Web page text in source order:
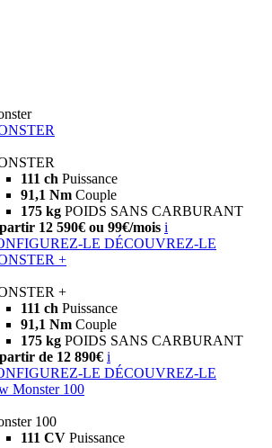
111 ch Puissance
91,1 Nm Couple
175 kg POIDS SANS CARBURANT
12 590€ ou 99€/mois i
LE DÉCOUVREZ-LE
+
+
111 ch Puissance
91,1 Nm Couple
175 kg POIDS SANS CARBURANT
de 12 890€ i
LE DÉCOUVREZ-LE
Monster 100
100
111 CV Puissance